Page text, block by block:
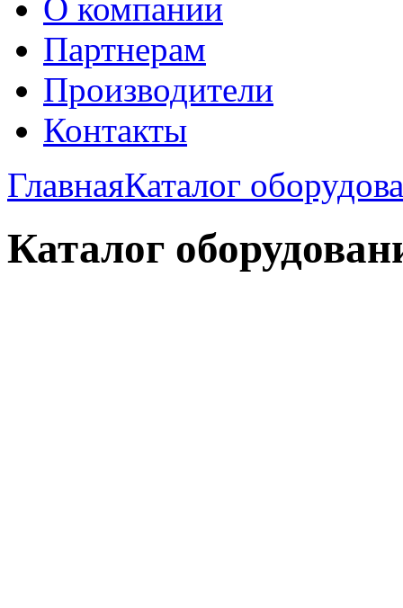
О компании
Партнерам
Производители
Контакты
ГлавнаяКаталог
Каталог